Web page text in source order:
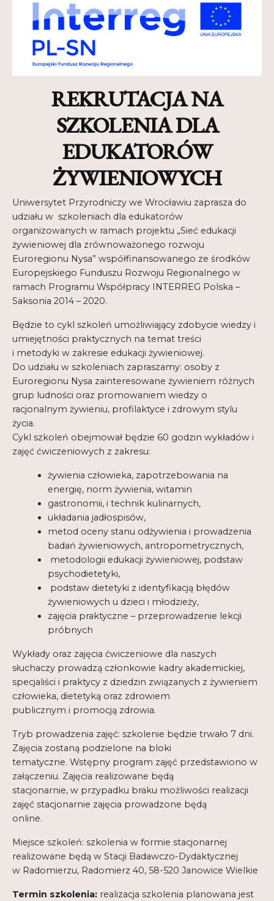
Kontakt
My Account
Nauka praktyce praktyka nauce
Polityka Prywatności
Projekt
Projekty
Realizacje
Realizacje
Regulamin
Test
Tutor na UPWr
Mistrzowie dydaktyki
Mistrzowie dydaktyki 2
REKRUTACJA NA
SZKOLENIA DLA
EDUKATORÓW
ŻYWIENIOWYCH
Uniwersytet Przyrodniczy we Wrocławiu zaprasza do
udziału w szkoleniach dla edukatorów
organizowanych w ramach projektu „Sieć edukacji
żywieniowej dla zrównoważonego rozwoju
Euroregionu Nysa” współfinansowanego ze środków
Europejskiego Funduszu Rozwoju Regionalnego w
ramach Programu Współpracy INTERREG Polska –
Saksonia 2014 – 2020.
Będzie to cykl szkoleń umożliwiający zdobycie wiedzy i
umiejętności praktycznych na temat treści
i metodyki w zakresie edukacji żywieniowej.
Do udziału w szkoleniach zapraszamy: osoby z
Euroregionu Nysa zainteresowane żywieniem różnych
grup ludności oraz promowaniem wiedzy o
racjonalnym żywieniu, profilaktyce i zdrowym stylu
życia.
Cykl szkoleń obejmował będzie 60 godzin wykładów i
zajęć ćwiczeniowych z zakresu:
żywienia człowieka, zapotrzebowania na
energię, norm żywienia, witamin
gastronomii, i technik kulinarnych,
układania jadłospisów,
metod oceny stanu odżywienia i prowadzenia
badań żywieniowych, antropometrycznych,
metodologii edukacji żywieniowej, podstaw
psychodietetyki,
podstaw dietetyki z identyfikacją błędów
żywieniowych u dzieci i młodzieży,
zajęcia praktyczne – przeprowadzenie lekcji
próbnych
Wykłady oraz zajęcia ćwiczeniowe dla naszych
słuchaczy prowadzą członkowie kadry akademickiej,
specjaliści i praktycy z dziedzin związanych z żywieniem
człowieka, dietetyką oraz zdrowiem
publicznym i promocją zdrowia.
Tryb prowadzenia zajęć: szkolenie będzie trwało 7 dni.
Zajęcia zostaną podzielone na bloki
tematyczne. Wstępny program zajęć przedstawiono w
załączeniu. Zajęcia realizowane będą
stacjonarnie, w przypadku braku możliwości realizacji
zajęć stacjonarnie zajęcia prowadzone będą
online.
Miejsce szkoleń: szkolenia w formie stacjonarnej
realizowane będą w Stacji Badawczo-Dydaktycznej
w Radomierzu, Radomierz 40, 58-520 Janowice Wielkie
Termin szkolenia: realizacja szkolenia planowana jest